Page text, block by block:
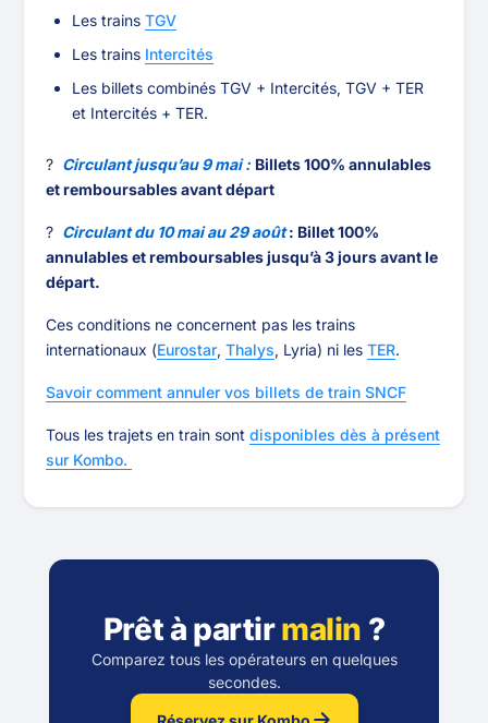
Les trainsTGV
Les trains Intercités
Les billets combinés TGV + Intercités, TGV + TER
et Intercités + TER.
? Circulant jusqu’au 9 mai : Billets 100% annulables
et remboursables avant départ
? Circulant du 10 mai au 29 août: Billet 100%
annulables et remboursables jusqu’à 3 jours avant le
départ.
Ces conditions ne concernent pas les trains
internationaux (Eurostar,Thalys, Lyria) ni lesTER.
Savoir comment annuler vos billets de train SNCF
Tous les trajets en train sontdisponibles dès à présent
sur Kombo.
Prêt à partirmalin ?
Comparez tous les opérateurs en quelques
secondes.